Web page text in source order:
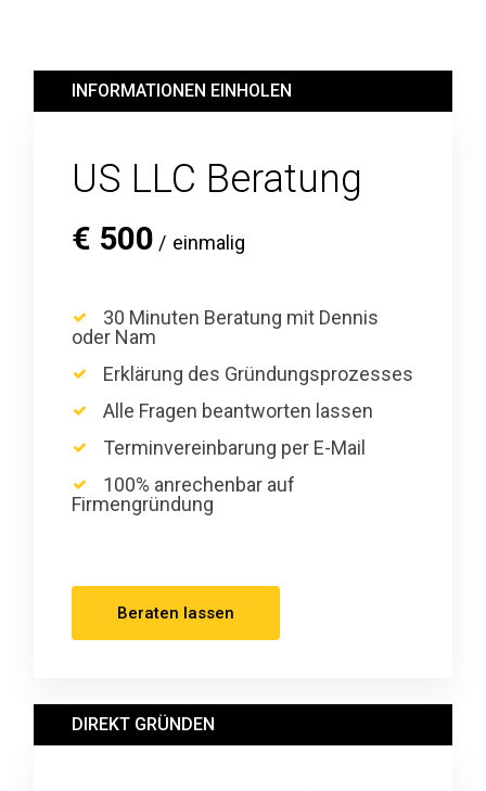
US LLC Beratung
INFORMATIONEN EINHOLEN
€ 500 einmalig
30 Minuten Beratung mit Dennis
oder Nam
Erklärung des Gründungsprozesses
Alle Fragen beantworten lassen
Terminvereinbarung per E-Mail
100% anrechenbar auf
Firmengründung
Beraten lassen
DIREKT GRÜNDEN